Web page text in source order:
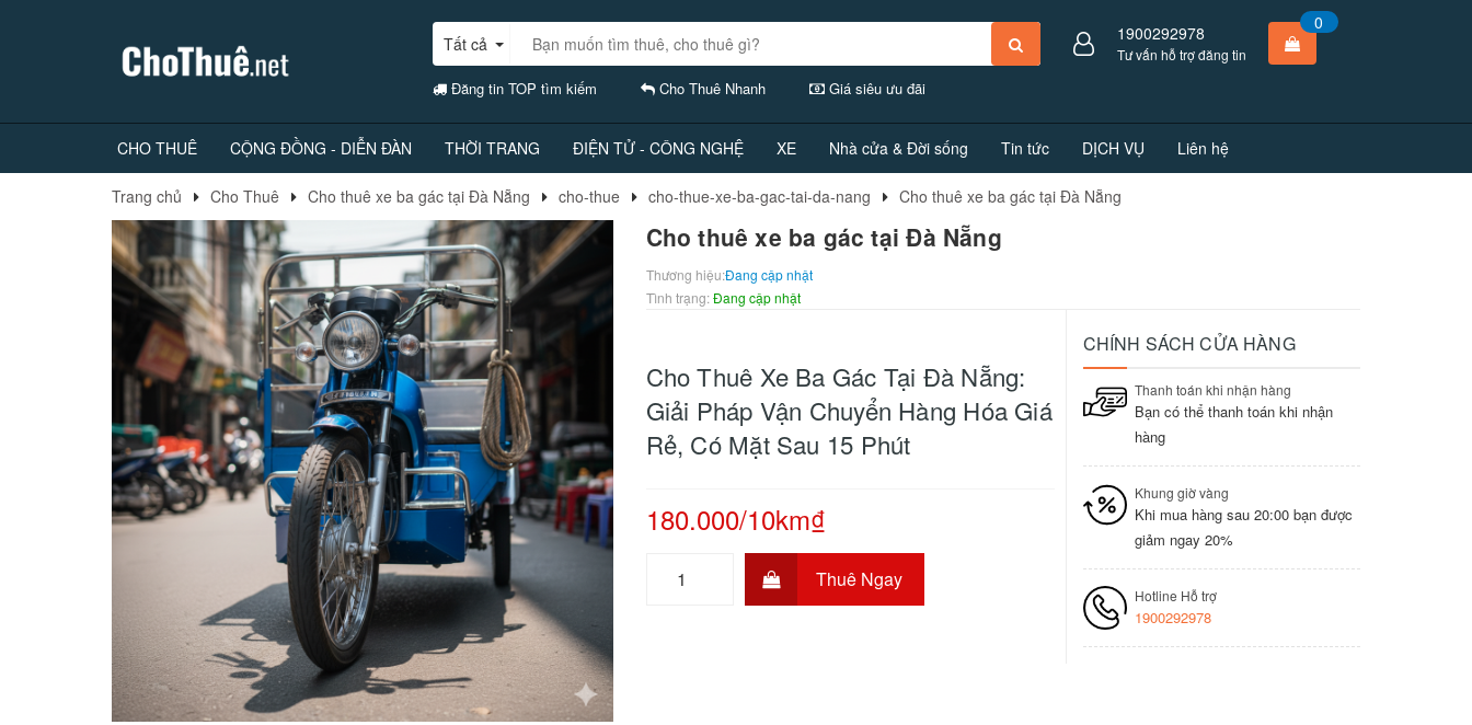
Tất cả
Đăng tin TOP tìm kiếm Cho Thuê Nhanh Giá siêu ưu đãi
1900292978
Tư vấn hỗ trợ đăng tin
0
CHO THUÊ CỘNG ĐỒNG - DIỄN ĐÀN THỜI TRANG ĐIỆN TỬ - CÔNG NGHỆ XE Nhà cửa & Đời sống Tin tức DỊCH VỤ Liên hệ
Trang chủ Cho Thuê Cho thuê xe ba gác tại Đà Nẵng cho-thue cho-thue-xe-ba-gac-tai-da-nang Cho thuê xe ba gác tại Đà Nẵng
Cho thuê xe ba gác tại Đà Nẵng
Thương hiệu:Đang cập nhật
Tình trạng:Đang cập nhật
Cho Thuê Xe Ba Gác Tại Đà Nẵng:
Giải Pháp Vận Chuyển Hàng Hóa Giá
Rẻ, Có Mặt Sau 15 Phút
180.000/10km₫
Thuê Ngay
CHÍNH SÁCH CỬA HÀNG
Thanh toán khi nhận hàng
Bạn có thể thanh toán khi nhận
hàng
Khung giờ vàng
Khi mua hàng sau 20:00 bạn được
giảm ngay 20%
Hotline Hỗ trợ
1900292978